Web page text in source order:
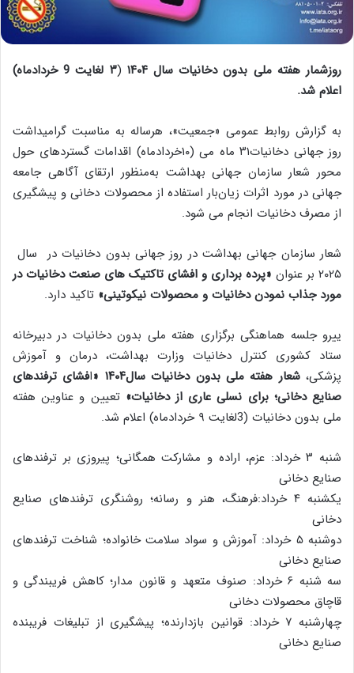
روزشمار هفته ملی بدون دخانیات سال ۱۴۰۴ (
۳ لغایت 9 خردادماه)
اعلام شد.
به گزارش روابط عمومی «جمعیت»، هرساله به مناسبت گرامیداشت
روز جهانی دخانیات۳۱ ماه می (۱۰خردادماه) اقدامات گسترده‏ای حول
محور شعار سازمان جهانی بهداشت به‌منظور ارتقای آگاهی جامعه
جهانی در مورد اثرات زیان‌بار استفاده از محصولات دخانی و پیشگیری
از مصرف دخانیات انجام ‏می‏ شود.
شعار سازمان جهانی بهداشت در روز جهانی بدون دخانیات در سال
۲۰۲۵ بر عنوان
«پرده برداری و افشای تاکتیک های صنعت دخانیات در
مورد جذاب نمودن دخانیات و محصولات نیکوتینی» تاکید دارد.
ییرو جلسه هماهنگی برگزاری هفته ملی بدون دخانیات در دبیرخانه
ستاد کشوری کنترل دخانیات وزارت بهداشت، درمان و آموزش
پزشکی،شعار هفته ملی بدون دخانیات سال۱۴۰۴ «افشای ترفندهای
صنایع دخانی؛ برای نسلی عاری از دخانیات»تعیین و عناوین هفته
ملی بدون دخانیات (3لغایت ۹ خردادماه) اعلام شد.
شنبه ۳ خرداد: عزم، اراده و مشارکت همگانی؛ پیروزی بر ترفندهای
صنایع دخانی
یکشنبه ۴ خرداد:فرهنگ، هنر و رسانه؛ روشنگری ترفندهای صنایع
دخانی
دوشنبه ۵ خرداد: آموزش و سواد سلامت خانواده؛ شناخت ترفندهای
صنایع دخانی
سه شنبه ۶ خرداد: صنوف متعهد و قانون مدار؛ کاهش فریبندگی و
قاچاق محصولات دخانی
چهارشنبه ۷ خرداد: قوانین بازدارنده؛ پیشگیری از تبلیغات فریبنده
صنایع دخانی